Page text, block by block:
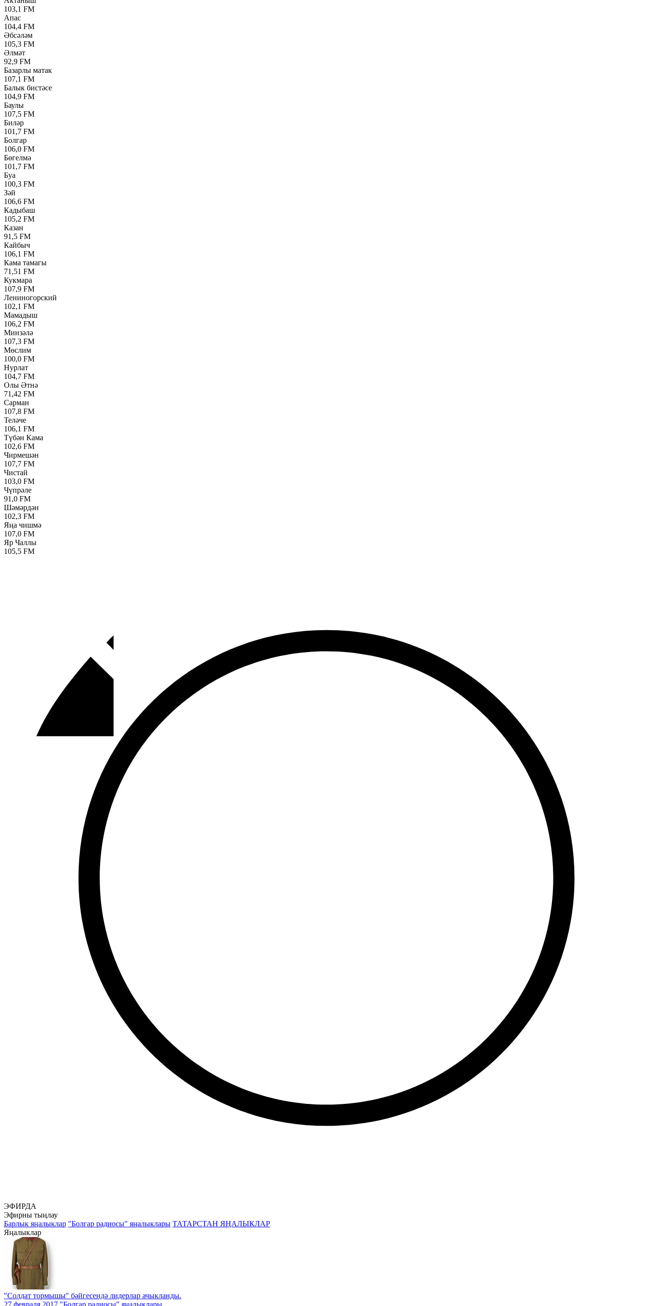
103,1 FM
Апас
104,4 FM
Әбсәләм
105,3 FM
Әлмәт
92,9 FM
Базарлы матак
107,1 FM
Балык бистәсе
104,9 FM
Баулы
107,5 FM
Биләр
101,7 FM
Болгар
106,0 FM
Бөгелмә
101,7 FM
Буа
100,3 FM
Зәй
106,6 FM
Кадыбаш
105,2 FM
Казан
91,5 FM
Кайбыч
106,1 FM
Кама тамагы
71,51 FM
Кукмара
107,9 FM
Лениногорский
102,1 FM
Мамадыш
106,2 FM
Минзәлә
107,3 FM
Мөслим
100,0 FM
Нурлат
104,7 FM
Олы Әтнә
71,42 FM
Сарман
107,8 FM
Теләче
106,1 FM
Түбән Кама
102,6 FM
Чирмешән
107,7 FM
Чистай
103,0 FM
Чүпрәле
91,0 FM
Шәмәрдән
102,3 FM
Яңа чишмә
107,0 FM
Яр Чаллы
105,5 FM
ЭФИРДА
Эфирны тыңлау
Барлык яңалыклар "Болгар радиосы" яңалыклары ТАТАРСТАН ЯҢАЛЫКЛАР
Яңалыклар
"Солдат тормышы" бәйгесендә лидерлар ачыкланды.